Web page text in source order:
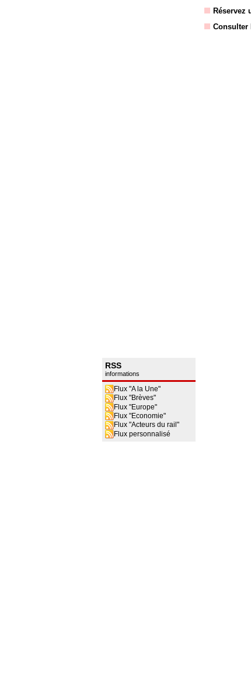
RSS
informations
Flux "A la Une"
Flux "Brèves"
Flux "Europe"
Flux "Economie"
Flux "Acteurs du rail"
Flux personnalisé
Réservez
Consulter